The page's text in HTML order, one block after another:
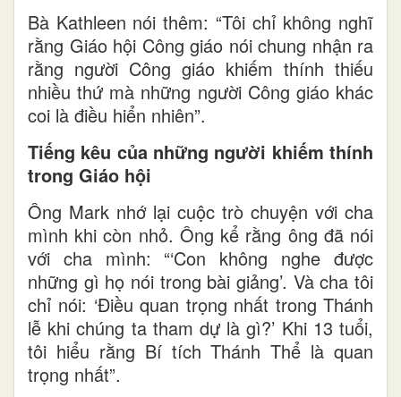
Bà Kathleen nói thêm: “Tôi chỉ không nghĩ
rằng Giáo hội Công giáo nói chung nhận ra
rằng người Công giáo khiếm thính thiếu
nhiều thứ mà những người Công giáo khác
coi là điều hiển nhiên”.
Tiếng kêu của những người khiếm thính
trong Giáo hội
Ông Mark nhớ lại cuộc trò chuyện với cha
mình khi còn nhỏ. Ông kể rằng ông đã nói
với cha mình: “‘Con không nghe được
những gì họ nói trong bài giảng’. Và cha tôi
chỉ nói: ‘Điều quan trọng nhất trong Thánh
lễ khi chúng ta tham dự là gì?’ Khi 13 tuổi,
tôi hiểu rằng Bí tích Thánh Thể là quan
trọng nhất”.